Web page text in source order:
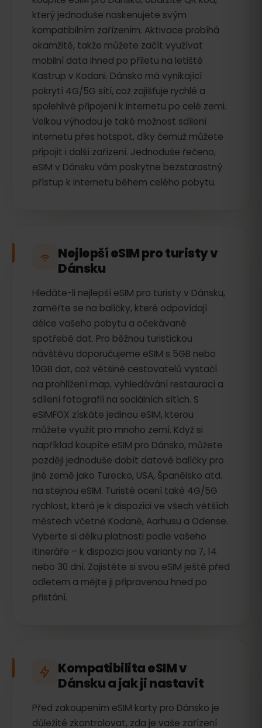
který jednoduše naskenujete svým
kompatibilním zařízením. Aktivace probíhá
okamžitě, takže můžete začít využívat
mobilní data ihned po příletu na letiště
Kastrup v Kodani. Dánsko má vynikající
pokrytí 4G/5G sítí, což zajišťuje rychlé a
spolehlivé připojení k internetu po celé zemi.
Velkou výhodou je také možnost sdílení
internetu přes hotspot, díky čemuž můžete
připojit i další zařízení. Jednoduše řečeno,
eSIM v Dánsku vám poskytne bezstarostný
přístup k internetu během celého pobytu.
Nejlepší eSIM pro turisty v
Dánsku
Hledáte-li nejlepší eSIM pro turisty v Dánsku,
zaměřte se na balíčky, které odpovídají
délce vašeho pobytu a očekávané
spotřebě dat. Pro běžnou turistickou
návštěvu doporučujeme eSIM s 5GB nebo
10GB dat, což většině cestovatelů vystačí
na prohlížení map, vyhledávání restaurací a
sdílení fotografií na sociálních sítích. S
eSIMFOX získáte jedinou eSIM, kterou
můžete využít pro mnoho zemí. Když si
například koupíte eSIM pro Dánsko, můžete
později jednoduše dobít datové balíčky pro
jiné země jako Turecko, USA, Španělsko atd.
na stejnou eSIM. Turisté ocení také 4G/5G
rychlost, která je k dispozici ve všech větších
městech včetně Kodaně, Aarhusu a Odense.
Vyberte si délku platnosti podle vašeho
itineráře – k dispozici jsou varianty na 7, 14
nebo 30 dní. Zajistěte si svou eSIM ještě před
odletem a mějte ji připravenou hned po
přistání.
Kompatibilita eSIM v
Dánsku a jak ji nastavit
Před zakoupením eSIM karty pro Dánsko je
důležité zkontrolovat, zda je vaše zařízení